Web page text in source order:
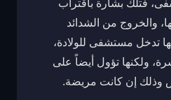
فتلك بشارة باقتراب
والخروج من الشدائد
تدخل مستشفى للولادة،
ولكنها تؤول أيضاً على
وذلك إن كانت مريضة.